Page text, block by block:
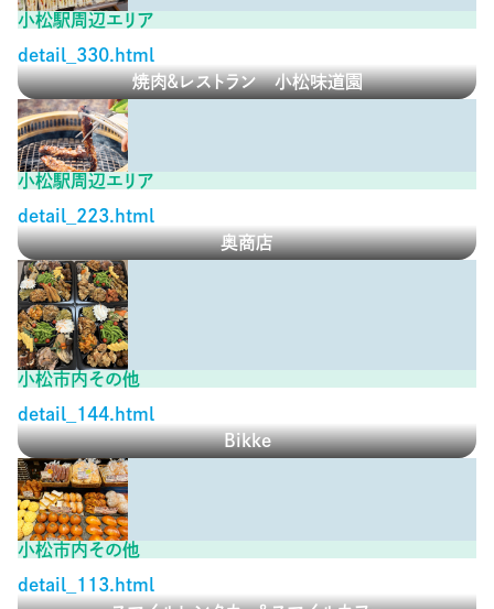
小松駅周辺エリア
detail_330.html
焼肉&レストラン 小松味道園
小松駅周辺エリア
detail_223.html
奥商店
小松市内その他
detail_144.html
Bikke
小松市内その他
detail_113.html